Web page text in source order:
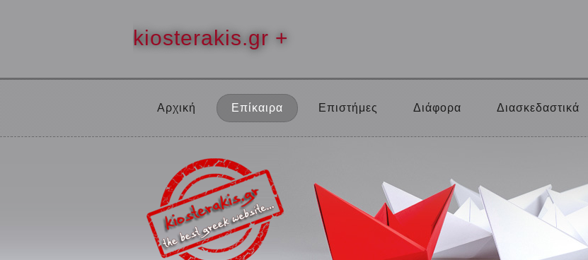
kiosterakis.gr +
Αρχική Επίκαιρα Επιστήμες Διάφορα Διασκεδαστικά